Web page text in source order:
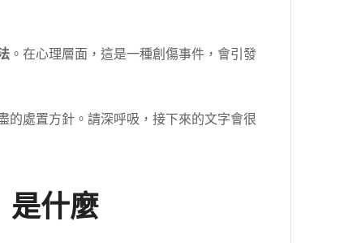
。在心理層面，這是一種創傷事件，會引發
的處置方針。請深呼吸，接下來的文字會很
什麼